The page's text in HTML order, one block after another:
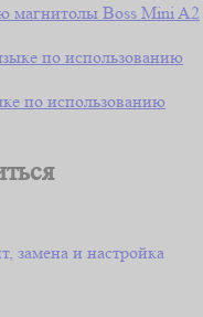
магнитолы Boss Mini A2
по использованию